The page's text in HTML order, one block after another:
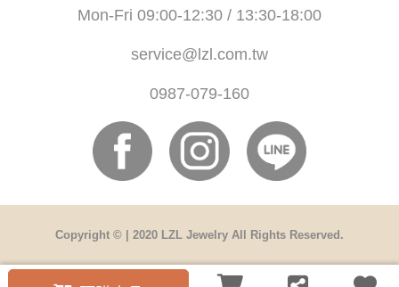
Mon-Fri 09:00-12:30 / 13:30-18:00
service@lzl.com.tw
0987-079-160
Copyright © | 2020 LZL Jewelry All Rights Reserved.